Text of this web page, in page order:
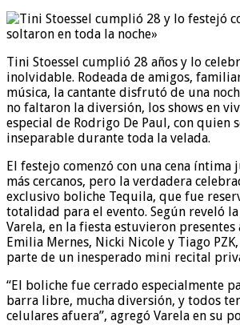
Tini Stoessel cumplió 28 años y lo
inolvidable. Rodeada de amigos,
música, la cantante disfrutó de una
no faltaron la diversión, los shows en
especial de Rodrigo De Paul, con quien
inseparable durante toda la velada.
El festejo comenzó con una cena íntima
más cercanos, pero la verdadera
exclusivo boliche Tequila, que fue
totalidad para el evento. Según reveló
Varela, en la fiesta estuvieron
Emilia Mernes, Nicki Nicole y Tiago
parte de un inesperado mini recital
“El boliche fue cerrado especialmente
barra libre, mucha diversión, y todos
celulares afuera”, agregó Varela en su